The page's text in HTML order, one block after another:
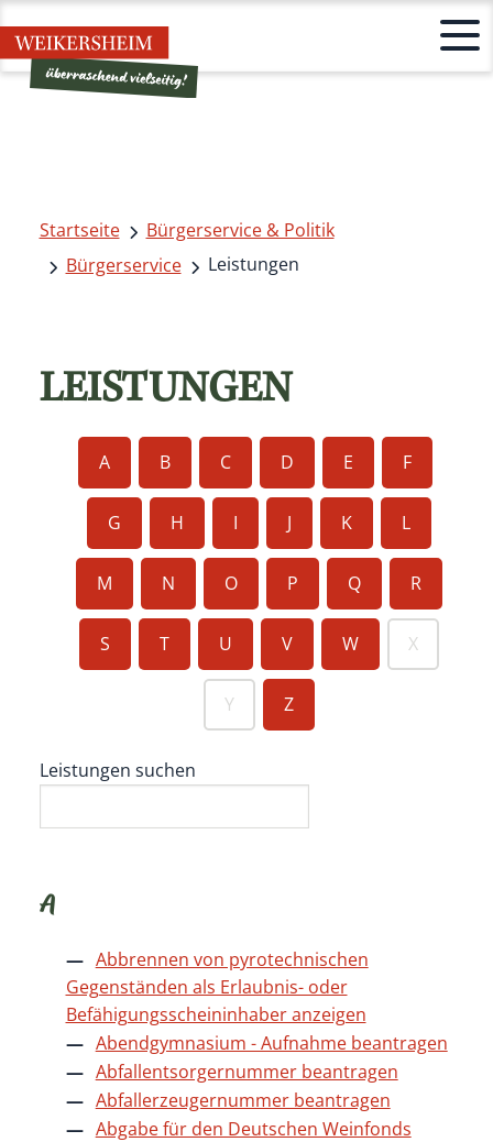
Startseite
Bürgerservice & Politik
Bürgerservice
Leistungen
LEISTUNGEN
A B C D E F
G H I J K L
M N O P Q R
S T U V W X
Y Z
Leistungen suchen
A
Abbrennen von pyrotechnischen
Gegenständen als Erlaubnis- oder
Befähigungsscheininhaber anzeigen
Abendgymnasium - Aufnahme beantragen
Abfallentsorgernummer beantragen
Abfallerzeugernummer beantragen
Abgabe für den Deutschen Weinfonds